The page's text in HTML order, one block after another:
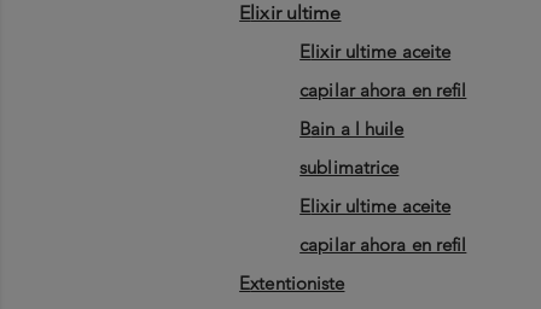
elixir ultime
elixir ultime aceite
capilar ahora en refil
bain a l huile
sublimatrice
elixir ultime aceite
capilar ahora en refil
extentioniste